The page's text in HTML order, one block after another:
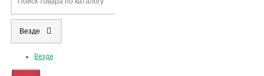
Везде
Везде